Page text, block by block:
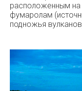
расположенным на
фумаролам
подножья